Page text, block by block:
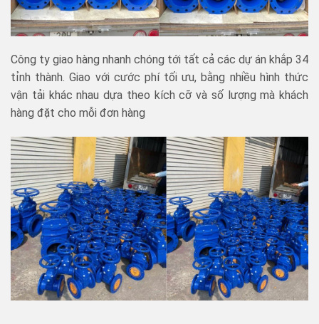
Công ty giao hàng nhanh chóng tới tất cả các dự án khắp 34
tỉnh thành. Giao với cước phí tối ưu, bằng nhiều hình thức
vận tải khác nhau dựa theo kích cỡ và số lượng mà khách
hàng đặt cho mỗi đơn hàng